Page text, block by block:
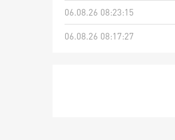
06.08.26 08:23:15
06.08.26 08:17:27